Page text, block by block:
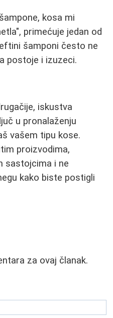
kosa mi
primećuje jedan od
šamponi često ne
postoje i izuzeci.
iskustva
u pronalaženju
vašem tipu kose.
proizvodima,
sastojcima i ne
kako biste postigli
za ovaj članak.